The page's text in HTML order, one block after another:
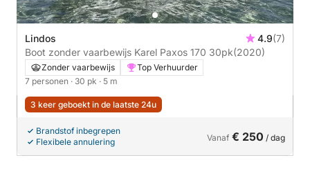
Lindos 4.9(7)
Boot zonder vaarbewijs Karel Paxos 170 30pk(2020)
Zonder vaarbewijs
Top Verhuurder
7 personen · 30 pk · 5 m
3 keer geboekt in de laatste 24u
Brandstof inbegrepen
Flexibele annulering
Vanaf € 250 / dag